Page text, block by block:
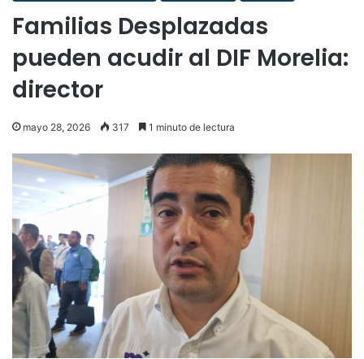
Familias Desplazadas
pueden acudir al DIF Morelia:
director
mayo 28, 2026 317 1 minuto de lectura